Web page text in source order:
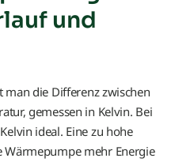
und
man die Differenz zwischen
gemessen in Kelvin. Bei
ideal. Eine zu hohe
Wärmepumpe mehr Energie